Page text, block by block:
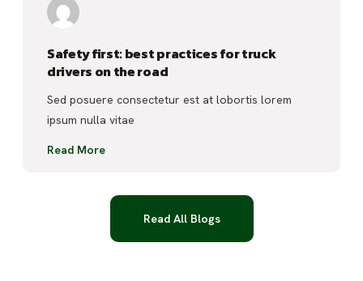
Read All Blogs
Safety first: best practices for truck
drivers on the road
Sed posuere consectetur est at lobortis lorem
ipsum nulla vitae
Read More